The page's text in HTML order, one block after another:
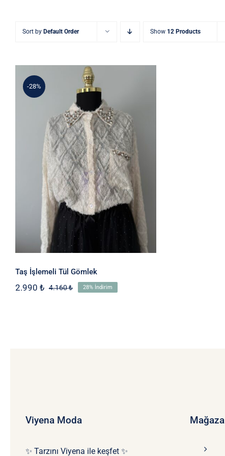
Sort by Default Order Show 12 Products
-28%
Taş İşlemeli Tül Gömlek
Taş İşlemeli Tül Gömlek
4.160₺Orijinal
2.990 ₺
Şu 28% İndirim
Viyena Moda
✨ Tarzını Viyena ile keşfet ✨
Mağaza